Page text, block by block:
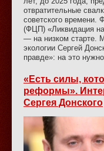
отвратительные
советского времени.
(ФЦП) «Ликвидация
— на низком старте.
экологии Сергей
правде»: на это
«Есть силы,
реформы».
Сергея Донского